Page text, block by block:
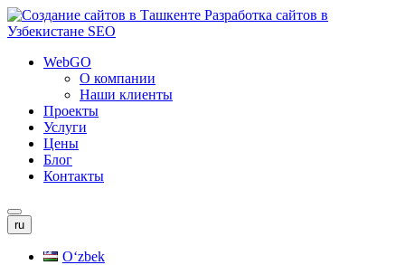
WebGO
О компании
Наши клиенты
Проекты
Услуги
Цены
Блог
Контакты
ru
Oʻzbek